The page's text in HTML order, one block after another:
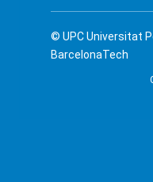
© UPCUniversitat
BarcelonaTech